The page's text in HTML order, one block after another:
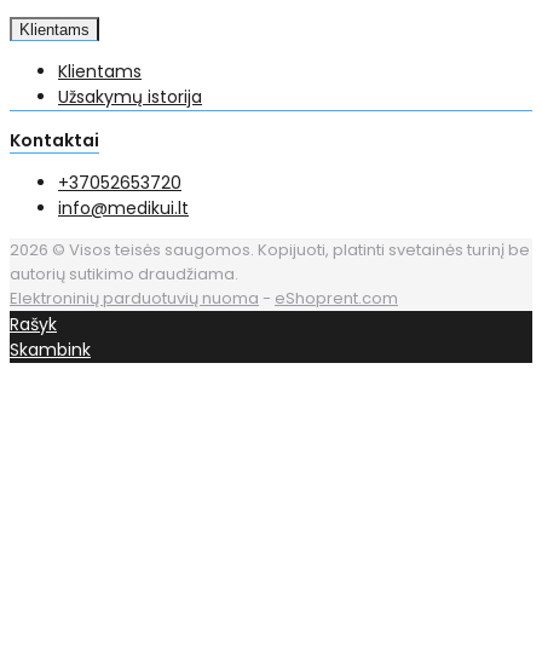
Klientams
Klientams
Užsakymų istorija
Kontaktai
+37052653720
info@medikui.lt
2026 © Visos teisės saugomos. Kopijuoti, platinti svetainės turinį be
autorių sutikimo draudžiama.
Elektroninių parduotuvių nuoma - eShoprent.com
Rašyk
Skambink